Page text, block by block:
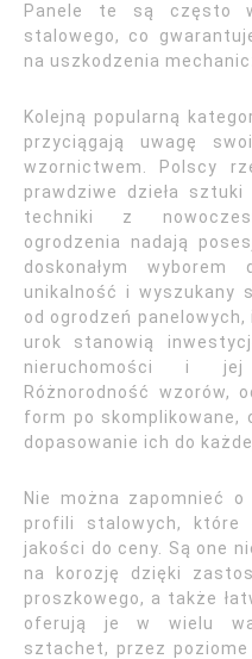
Panele te są często
stalowego, co
na uszkodzenia
Kolejną popularną
przyciągają uwagę
wzornictwem. Polscy
prawdziwe dzieła
techniki z
ogrodzenia nadają
doskonałym
unikalność i wyszukany
od ogrodzeń
urok stanowią
nieruchomości i jej
Różnorodność wzorów,
form po skomplikowane,
dopasowanie ich do
Nie można zapomnieć
profili stalowych, które
jakości do ceny. Są one
na korozję dzięki
proszkowego, a także
oferują je w wielu
sztachet, przez poziome